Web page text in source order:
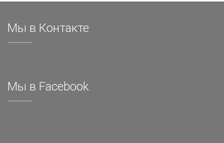
Мы в Контакте
Мы в Facebook